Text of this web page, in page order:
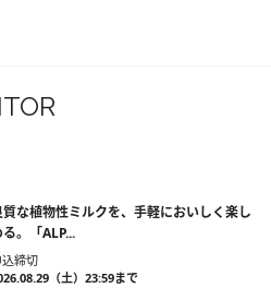
質な植物性ミルクを、手軽においしく楽し
。「ALP...
込締切
（土）23:59まで